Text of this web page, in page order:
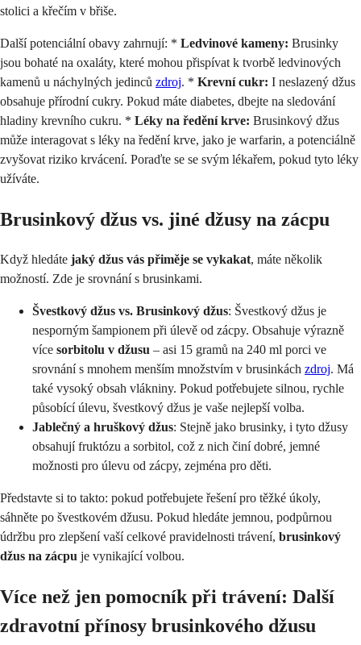
stolici a křečím v břiše.
Další potenciální obavy zahrnují: * Ledvinové kameny: Brusinky
jsou bohaté na oxaláty, které mohou přispívat k tvorbě ledvinových
kamenů u náchylných jedinců zdroj. * Krevní cukr: I neslazený džus
obsahuje přírodní cukry. Pokud máte diabetes, dbejte na sledování
hladiny krevního cukru. * Léky na ředění krve: Brusinkový džus
může interagovat s léky na ředění krve, jako je warfarin, a potenciálně
zvyšovat riziko krvácení. Poraďte se se svým lékařem, pokud tyto léky
užíváte.
Brusinkový džus vs. jiné džusy na zácpu
Když hledáte jaký džus vás přiměje se vykakat, máte několik
možností. Zde je srovnání s brusinkami.
Švestkový džus vs. Brusinkový džus: Švestkový džus je
nesporným šampionem při úlevě od zácpy. Obsahuje výrazně
více sorbitolu v džusu – asi 15 gramů na 240 ml porci ve
srovnání s mnohem menším množstvím v brusinkách zdroj. Má
také vysoký obsah vlákniny. Pokud potřebujete silnou, rychle
působící úlevu, švestkový džus je vaše nejlepší volba.
Jablečný a hruškový džus: Stejně jako brusinky, i tyto džusy
obsahují fruktózu a sorbitol, což z nich činí dobré, jemné
možnosti pro úlevu od zácpy, zejména pro děti.
Představte si to takto: pokud potřebujete řešení pro těžké úkoly,
sáhněte po švestkovém džusu. Pokud hledáte jemnou, podpůrnou
údržbu pro zlepšení vaší celkové pravidelnosti trávení, brusinkový
džus na zácpu je vynikající volbou.
Více než jen pomocník při trávení: Další
zdravotní přínosy brusinkového džusu